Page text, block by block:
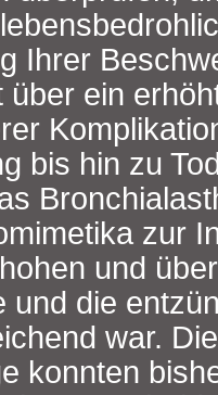
Ihrer
über ein
bis hin zu
zur
und
und die
war.
konnten